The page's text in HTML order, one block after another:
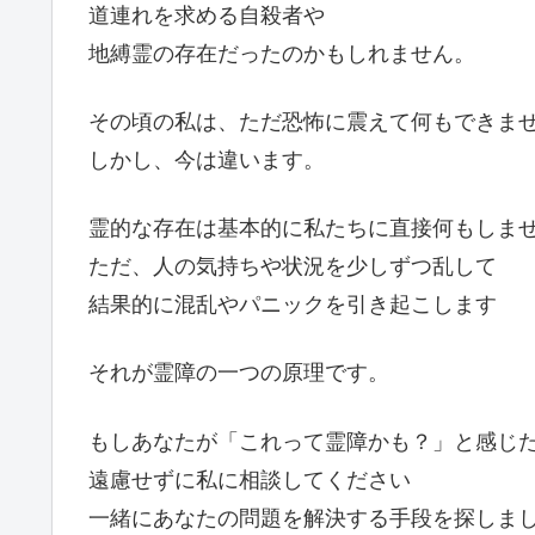
道連れを求める自殺者や
地縛霊の存在だったのかもしれません。
その頃の私は、ただ恐怖に震えて何もできま
しかし、今は違います。
霊的な存在は基本的に私たちに直接何もしま
ただ、人の気持ちや状況を少しずつ乱して
結果的に混乱やパニックを引き起こします
それが霊障の一つの原理です。
もしあなたが「これって霊障かも？」と感じ
遠慮せずに私に相談してください
一緒にあなたの問題を解決する手段を探しまし